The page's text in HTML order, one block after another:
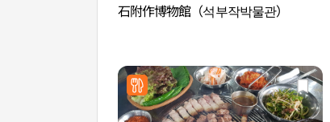
石附作博物館（석부작박물관）